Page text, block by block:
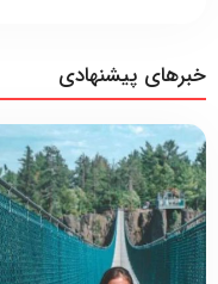
خبرهای پیشنهادی